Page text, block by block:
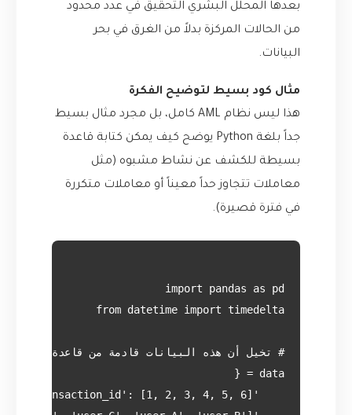
بعدها المحلل البشري التحقيق في عدد محدود
من الحالات المركزة بدلاً من الغرق في بحر
البيانات.
مثال كود بسيط لتوضيح الفكرة
هذا ليس نظام AML كامل، بل مجرد مثال بسيط
جداً بلغة Python يوضح كيف يمكن كتابة قاعدة
بسيطة للكشف عن نشاط مشبوه (مثل
معاملات تتجاوز حداً معيناً أو معاملات متكررة
في فترة قصيرة).